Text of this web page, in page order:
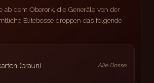
ab dem Oberork, die Generäle von der
Elitebosse droppen das folgende
(braun) Alle Bosse